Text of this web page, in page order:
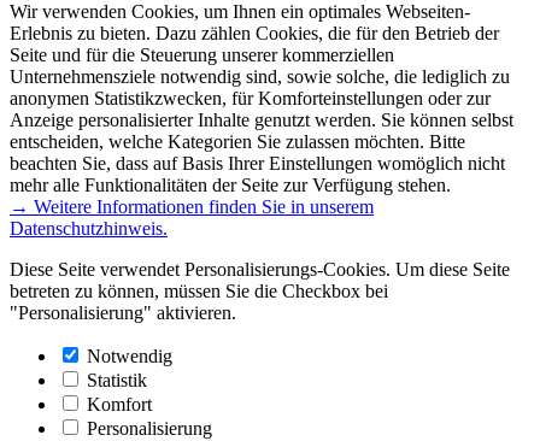
Wir verwenden Cookies, um Ihnen ein optimales Webseiten-
Erlebnis zu bieten. Dazu zählen Cookies, die für den Betrieb der
Seite und für die Steuerung unserer kommerziellen
Unternehmensziele notwendig sind, sowie solche, die lediglich zu
anonymen Statistikzwecken, für Komforteinstellungen oder zur
Anzeige personalisierter Inhalte genutzt werden. Sie können selbst
entscheiden, welche Kategorien Sie zulassen möchten. Bitte
beachten Sie, dass auf Basis Ihrer Einstellungen womöglich nicht
mehr alle Funktionalitäten der Seite zur Verfügung stehen.
→ Weitere Informationen finden Sie in unserem
Datenschutzhinweis.
Diese Seite verwendet Personalisierungs-Cookies. Um diese Seite
betreten zu können, müssen Sie die Checkbox bei
"Personalisierung" aktivieren.
Notwendig
Statistik
Komfort
Personalisierung